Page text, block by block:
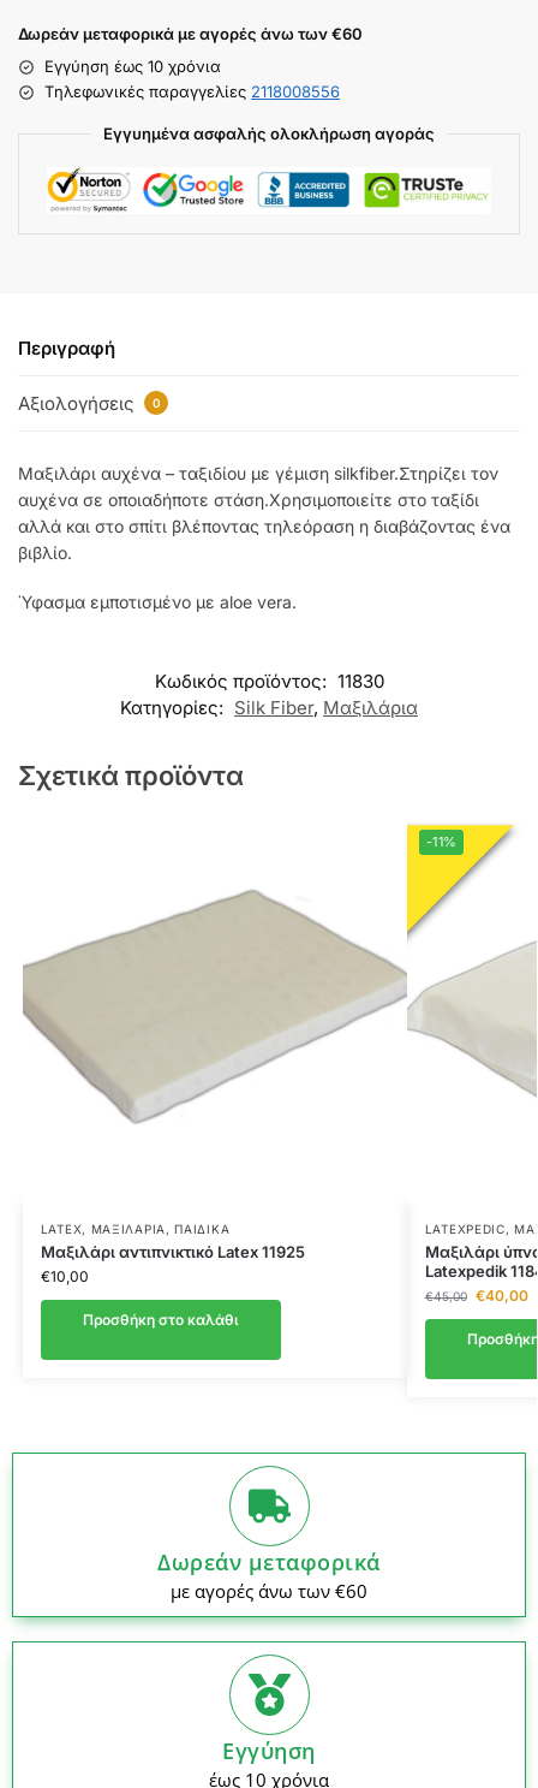
Δωρεάν μεταφορικά με αγορές άνω των €60
Εγγύηση έως 10 χρόνια
Tηλεφωνικές παραγγελίες 2118008556
Εγγυημένα ασφαλής ολοκλήρωση αγοράς
Περιγραφή
Αξιολογήσεις 0
Μαξιλάρι αυχένα – ταξιδίου με γέμιση silkfiber.Στηρίζει τον
αυχένα σε οποιαδήποτε στάση.Χρησιμοποιείτε στο ταξίδι
αλλά και στο σπίτι βλέποντας τηλεόραση η διαβάζοντας ένα
βιβλίο.
Ύφασμα εμποτισμένο με aloe vera.
Κωδικός προϊόντος: 11830
Κατηγορίες: Silk Fiber, Μαξιλάρια
Σχετικά προϊόντα
LATEX, ΜΑΞΙΛΆΡΙΑ ,ΠΑΙΔΙΚΆ
Μαξιλάρι αντιπνικτικό Latex 11925
€10,00
Προσθήκη στο καλάθι
-11%
LATEXPEDIC,
Μαξιλάρι
Latexpedik
€45,00 €40,00
Δωρεάν μεταφορικά
με αγορές άνω των €60
Εγγύηση
έως 10 χρόνια